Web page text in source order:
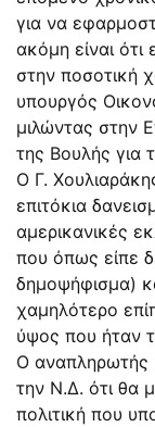
για να
ακόμη είναι
στην ποσοτική
υπουργός
μιλώντας στην
της Βουλής για
Ο Γ.
επιτόκια
αμερικανικές
που όπως είπε
δημοψήφισμα)
χαμηλότερο
ύψος που ήταν
Ο αναπληρωτής
την Ν.Δ. ότι θα
πολιτική που